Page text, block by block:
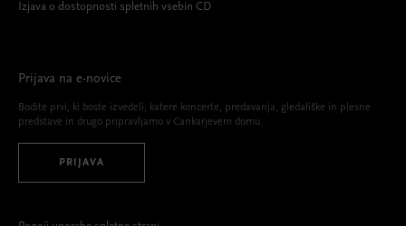
Izjava o dostopnosti spletnih vsebin CD
Prijava na e-novice
Bodite prvi, ki boste izvedeli, katere koncerte, predavanja, gledališke in plesne
predstave in drugo pripravljamo v Cankarjevem domu.
PRIJAVA